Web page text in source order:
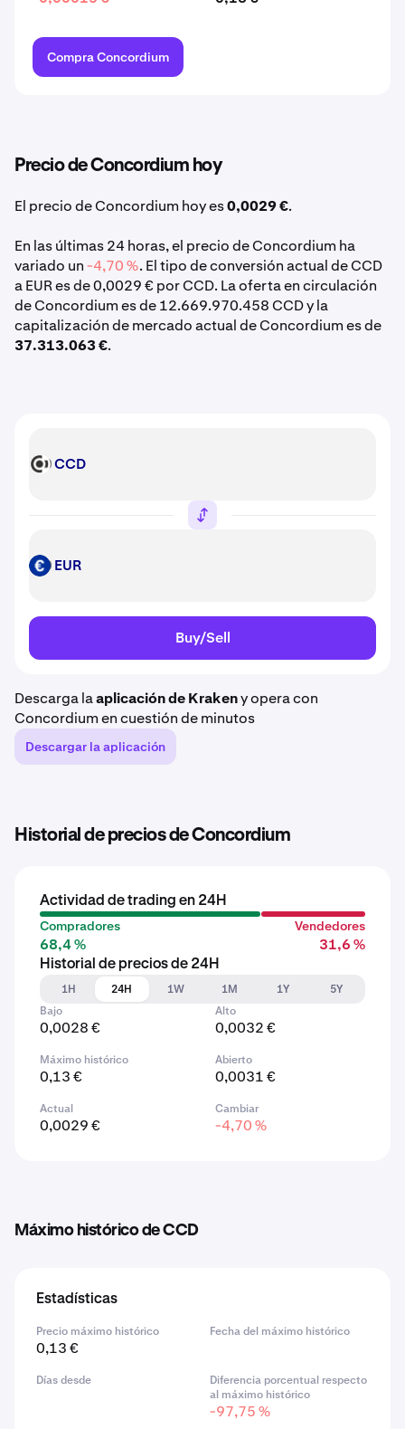
Compra Concordium
Precio de Concordium hoy
El precio de Concordium hoy es0,0029 €.
En las últimas 24 horas, el precio de Concordium ha
variado un-4,70 %. El tipo de conversión actual de CCD
a EUR es de 0,0029 € por CCD. La oferta en circulación
de Concordium es de 12.669.970.458 CCD y la
capitalización de mercado actual de Concordium es de
37.313.063 €.
CCD CCD
EUR EUR
Buy/Sell
Descarga laaplicación de Krakeny opera con
Concordium en cuestión de minutos
Descargar la aplicación
Historial de precios de Concordium
Actividad de trading en 24H
Compradores
68,4 %
Vendedores
31,6 %
Historial de precios de 24H
1H
24H 1W 1M 1Y
5Y
Bajo
0,0028 €
Alto
0,0032 €
Máximo histórico
0,13 €
Abierto
0,0031 €
Actual
0,0029 €
Cambiar
-4,70 %
Máximo histórico de CCD
Estadísticas
Precio máximo histórico
0,13 €
Fecha del máximo histórico
Días desde
Diferencia porcentual respecto
al máximo histórico
-97,75 %